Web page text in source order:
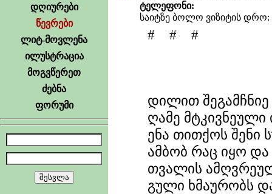
დღიურები
წევრები
ლიტ-მოვლენა
ილუსტრაცია
მოგვწერეთ
ძებნა
ფორუმი
ტელეფონი:
საიტზე ბოლო ვიზიტის დრო:
# # #
დილით
ღამე მტკივნეული
ენა თითქოს
ამბობ რაც იყო
თვალის
გული ხმაურობს